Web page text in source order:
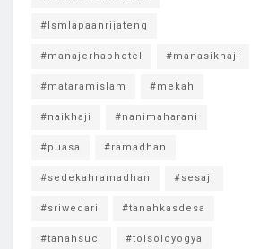
#lsmlapaanrijateng
#manajerhaphotel #manasikhaji
#mataramislam #mekah
#naikhaji #nanimaharani
#puasa #ramadhan
#sedekahramadhan #sesaji
#sriwedari #tanahkasdesa
#tanahsuci #tolsoloyogya